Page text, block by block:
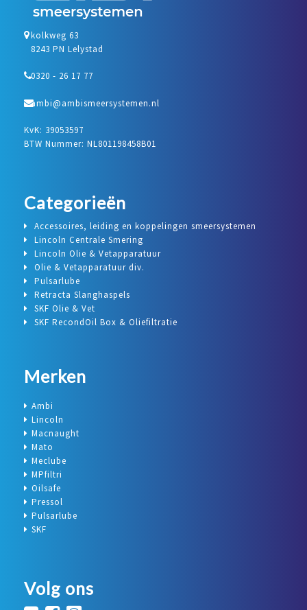
kolkweg 63
8243 PN Lelystad
0320 - 26 17 77
ambi@ambismeersystemen.nl
KvK: 39053597
BTW Nummer: NL801198458B01
Categorieën
Accessoires, leiding en koppelingen smeersystemen
Lincoln Centrale Smering
Lincoln Olie & Vetapparatuur
Olie & Vetapparatuur div.
Pulsarlube
Retracta Slanghaspels
SKF Olie & Vet
SKF RecondOil Box & Oliefiltratie
Merken
Ambi
Lincoln
Macnaught
Mato
Meclube
MPfiltri
Oilsafe
Pressol
Pulsarlube
SKF
Volg ons